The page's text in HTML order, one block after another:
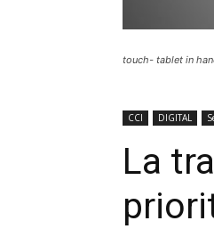
touch- tablet in
CCI DIGITAL
La